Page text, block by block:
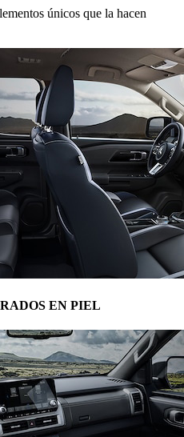
únicos que la hacen
EN PIEL